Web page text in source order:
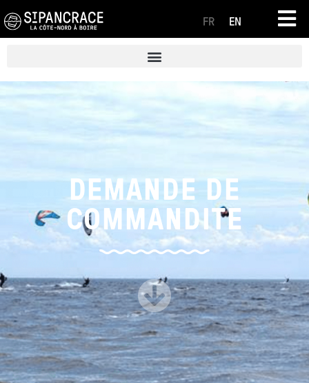
FR EN
DEMANDE DE
COMMANDITE